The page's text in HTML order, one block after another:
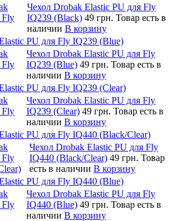
Чехол Drobak Elastic PU для Fly
IQ239 (Black) 49 грн. Товар есть в
наличии В корзину
PU для Fly IQ239 (Blue)
Чехол Drobak Elastic PU для Fly
IQ239 (Blue) 49 грн. Товар есть в
наличии В корзину
PU для Fly IQ239 (Clear)
Чехол Drobak Elastic PU для Fly
IQ239 (Clear) 49 грн. Товар есть в
наличии В корзину
PU для Fly IQ440 (Black/Clear)
Чехол Drobak Elastic PU для Fly
IQ440 (Black/Clear) 49 грн. Товар
есть в наличии В корзину
PU для Fly IQ440 (Blue)
Чехол Drobak Elastic PU для Fly
IQ440 (Blue) 49 грн. Товар есть в
наличии В корзину